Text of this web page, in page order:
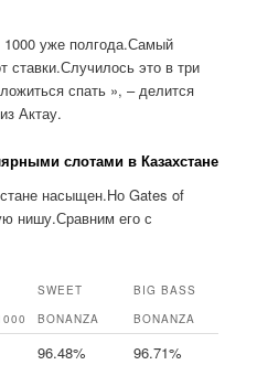
уже полгода.Самый
это в три
спать », – делится
Актау.
слотами в Казахстане
насыщен.Но Gates of
нишу.Сравним его с
SWEET
BONANZA
BIG BASS
BONANZA
96.48%
96.71%